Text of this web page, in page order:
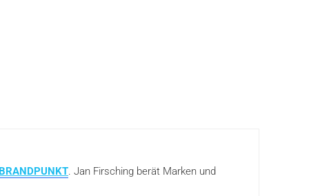
BRANDPUNKT. Jan Firsching berät Marken und